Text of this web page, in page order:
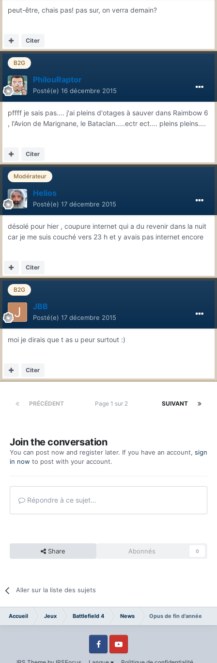
peut-être, chais pas! pas sur, on verra demain?
Citer
B2G
PhilouRaptor
Posté(e) 16 décembre 2015
pffff je sais pas.... j'ai pleins d'otages à sauver dans Raimbow 6
, l'Avion de Marignane, le Bataclan.....ectr ect.... pleins pleins....
Citer
Modérateur
Helios
Posté(e) 17 décembre 2015
désolé pour hier , coupure internet qui a du revenir dans la nuit
car je me suis couché vers 23 h et y avais pas internet encore
Citer
B2G
JBB
Posté(e) 17 décembre 2015
moi je dirais que t as u peur surtout :)
Citer
PRÉCÉDENT SUIVANT
Page 1 sur 2
Join the conversation
You can post now and register later. If you have an account, sign
in now to post with your account.
Répondre à ce sujet…
Share Abonnés 0
Aller sur la liste des sujets
Accueil Jeux Battlefield 4 News Opus de fin d'année
FacebookYoutube